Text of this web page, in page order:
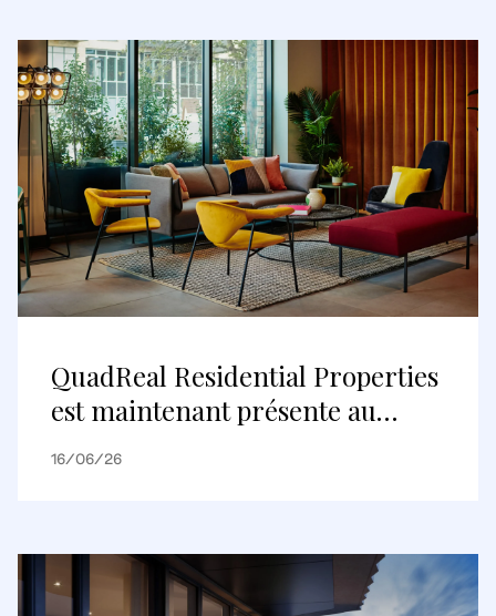
QuadReal Residential Properties
est maintenant présente au
Royaume-Uni
16/06/26